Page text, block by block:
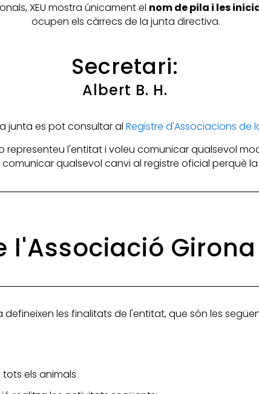
XEU mostra únicament el nom de pila i les
ocupen els càrrecs de la junta directiva.
Secretari:
Albert B. H.
junta es pot consultar al Registre d'Associacions de
l'entitat i voleu comunicar qualsevol
qualsevol canvi al registre oficial perquè
l'Associació
les finalitats de l'entitat, que són les
els animals